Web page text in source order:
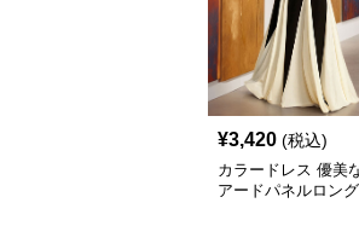
¥3,420 (税込)
カラードレス 優美
アードパネルロン